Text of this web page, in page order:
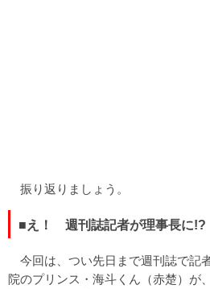
振り返りましょう。
■え！ 週刊誌記者が理事長に!?
今回は、つい先日まで週刊誌で記
院のプリンス・海斗くん（赤楚）が